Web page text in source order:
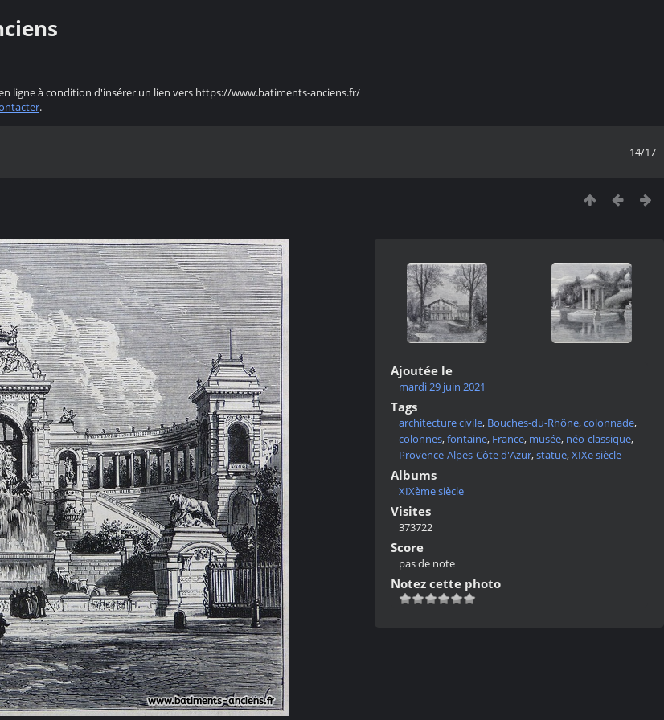
ligne à condition d'insérer un lien vers https://www.batiments-anciens.fr/
.
14/17
Ajoutée le
mardi 29 juin 2021
Tags
architecture civile, Bouches-du-Rhône,colonnade,
colonnes,fontaine, France, musée, néo-classique,
Provence-Alpes-Côte d'Azur,statue,XIXe siècle
Albums
XIXème siècle
Visites
373722
Score
pas de note
Notez cette photo